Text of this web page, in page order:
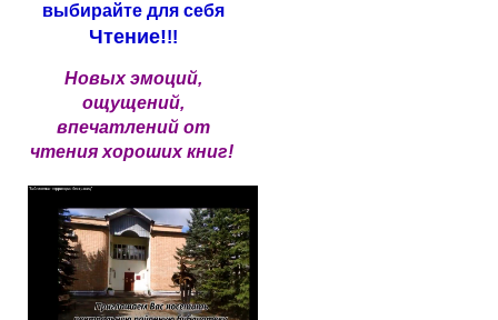
выбирайте для себя
Чтение!!!
Новых эмоций,
ощущений,
впечатлений от
чтения хороших книг!